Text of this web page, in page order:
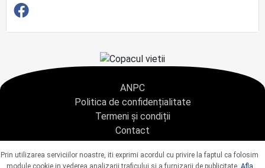
ANPC
Politica de confidențialitate
Termeni și condiții
Contact
Copyright © 2021 - AGENTIA CONDOLEANTE.RO SRL - toate drepturile rezervate
J40/9967/2020 CUI: 42925428
Prin utilizarea serviciilor noastre, iti exprimi acordul cu privire la faptul ca folosim
module cookie in vederea analizarii traficului si a furnizarii de publicitate. Afla